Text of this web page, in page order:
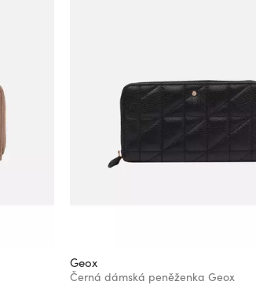
Geox
Černá dámská peněženka Geox